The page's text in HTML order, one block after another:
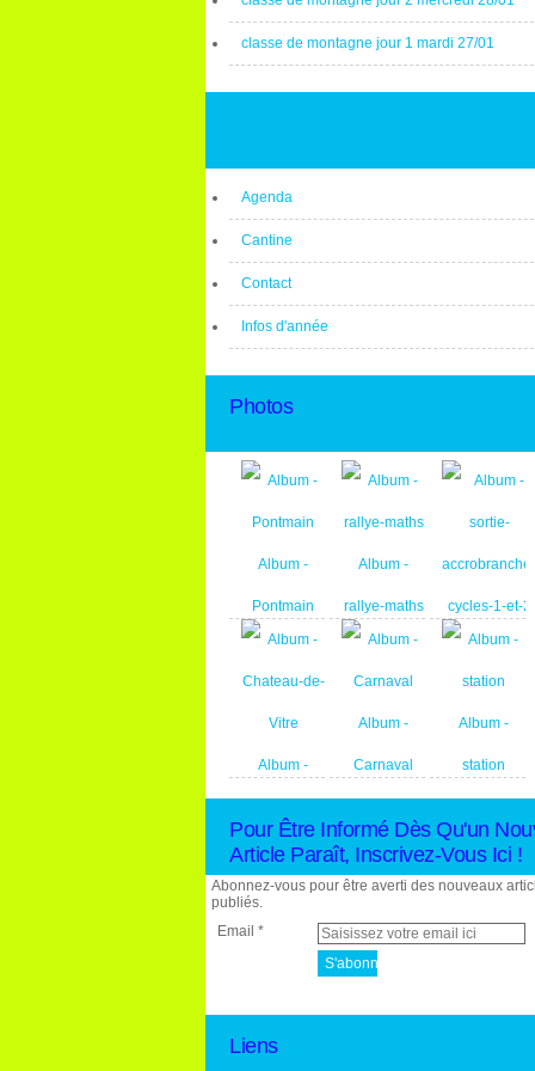
classe de montagne jour 1 mardi 27/01
Agenda
Cantine
Contact
Infos d'année
Photos
Album -
Pontmain
Album -
rallye-maths
Album -
sortie-
accrobranche-
cycles-1-et-2
Album -
Vitre
Album -
Carnaval
Album -
station
Pour Être Informé Dès Qu'un
Article Paraît, Inscrivez-Vous Ici !
Abonnez-vous pour être averti des nouveaux
publiés.
Email
Liens